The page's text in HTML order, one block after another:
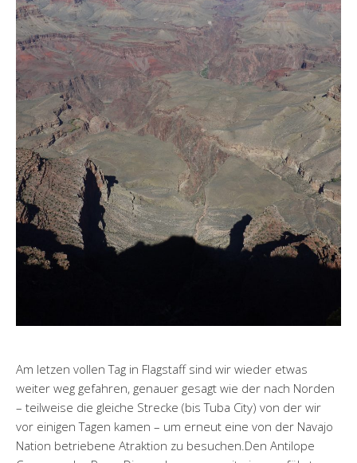
Am letzen vollen Tag in Flagstaff sind wir wieder etwas
weiter weg gefahren, genauer gesagt wie der nach Norden
– teilweise die gleiche Strecke (bis Tuba City) von der wir
vor einigen Tagen kamen – um erneut eine von der Navajo
Nation betriebene Atraktion zu besuchen.Den Antilope